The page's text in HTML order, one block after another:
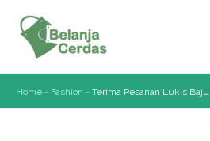
content
Home - Fashion - Terima Pesanan Lukis Baju